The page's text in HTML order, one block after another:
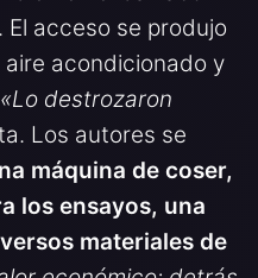
El acceso se produjo
acondicionado y
«Lo destrozaron
Los autores se
máquina de coser,
los ensayos, una
materiales de